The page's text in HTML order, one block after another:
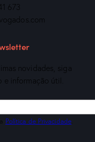
673
novidades, siga
informação útil.
Política de Privacidade.